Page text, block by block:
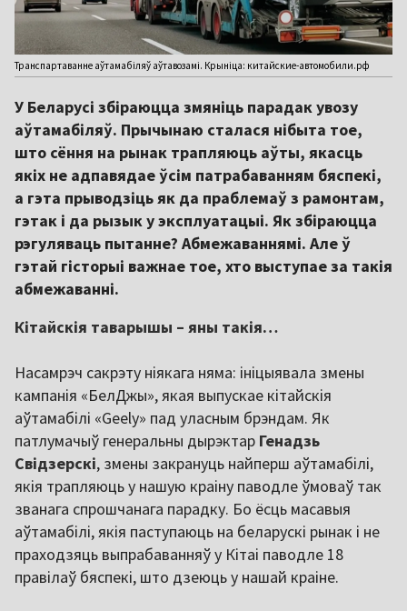
Транспартаванне аўтамабіляў аўтавозамі. Крыніца: китайские-автомобили.рф
У Беларусі збіраюцца змяніць парадак увозу
аўтамабіляў. Прычынаю сталася нібыта тое,
што сёння на рынак трапляюць аўты, якасць
якіх не адпавядае ўсім патрабаванням бяспекі,
а гэта прыводзіць як да праблемаў з рамонтам,
гэтак і да рызык у эксплуатацыі. Як збіраюцца
рэгуляваць пытанне? Абмежаваннямі. Але ў
гэтай гісторыі важнае тое, хто выступае за такія
абмежаванні.
Кітайскія таварышы – яны такія…
Насамрэч сакрэту ніякага няма: ініцыявала змены
кампанія «БелДжы», якая выпускае кітайскія
аўтамабілі «Geely» пад уласным брэндам. Як
патлумачыў генеральны дырэктар Генадзь
Свідзерскі, змены закрануць найперш аўтамабілі,
якія трапляюць у нашую краіну паводле ўмоваў так
званага спрошчанага парадку. Бо ёсць масавыя
аўтамабілі, якія паступаюць на беларускі рынак і не
праходзяць выпрабаванняў у Кітаі паводле 18
правілаў бяспекі, што дзеюць у нашай краіне.